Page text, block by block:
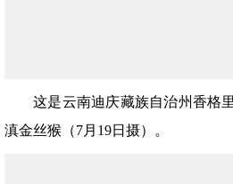
这是云南迪庆藏族自治州香格
滇金丝猴（7月19日摄）。